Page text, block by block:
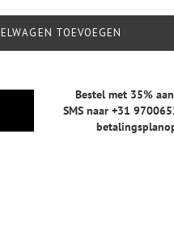
TOEVOEGEN
Bestel met 35%
SMS naar +31